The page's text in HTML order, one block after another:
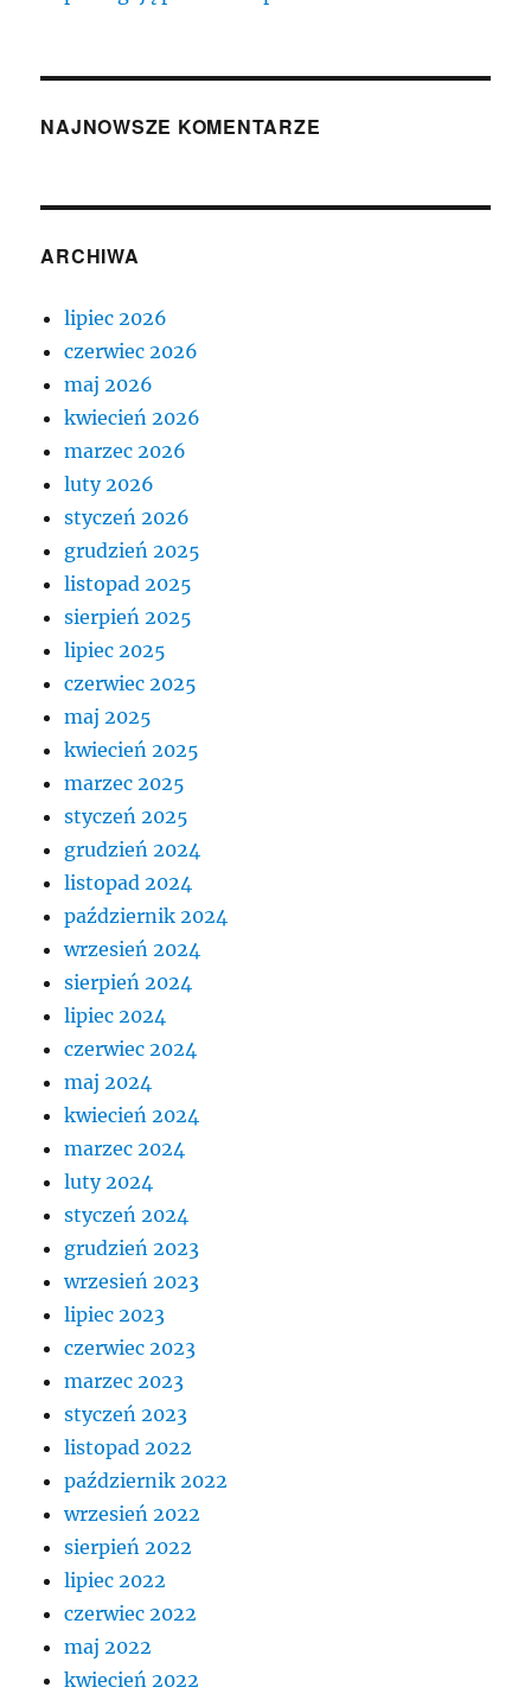
NAJNOWSZE KOMENTARZE
ARCHIWA
lipiec 2026
czerwiec 2026
maj 2026
kwiecień 2026
marzec 2026
luty 2026
styczeń 2026
grudzień 2025
listopad 2025
sierpień 2025
lipiec 2025
czerwiec 2025
maj 2025
kwiecień 2025
marzec 2025
styczeń 2025
grudzień 2024
listopad 2024
październik 2024
wrzesień 2024
sierpień 2024
lipiec 2024
czerwiec 2024
maj 2024
kwiecień 2024
marzec 2024
luty 2024
styczeń 2024
grudzień 2023
wrzesień 2023
lipiec 2023
czerwiec 2023
marzec 2023
styczeń 2023
listopad 2022
październik 2022
wrzesień 2022
sierpień 2022
lipiec 2022
czerwiec 2022
maj 2022
kwiecień 2022